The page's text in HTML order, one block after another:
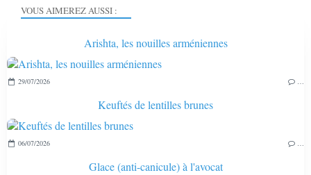
VOUS AIMEREZ AUSSI :
Arishta, les nouilles arméniennes
29/07/2026 …
Keuftés de lentilles brunes
06/07/2026 …
Glace (anti-canicule) à l'avocat